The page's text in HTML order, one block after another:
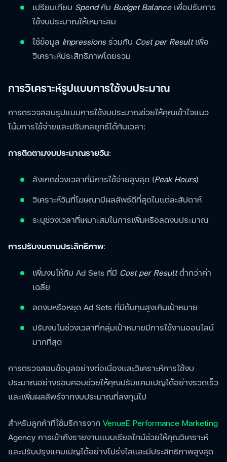
เปรียบเทียบ Spendกับ Budget Balanceเพื่อปรับการ
ใช้งบประมาณให้เหมาะสม
ใช้ข้อมูล Impressionsร่วมกับ Cost per Resultเพื่อ
วิเคราะห์ประสิทธิภาพโดยรวม
การวิเคราะห์รูปแบบการใช้งบประมาณ
การตรวจสอบรูปแบบการใช้งบประมาณช่วยให้คุณเข้าใจแนว
โน้มการใช้จ่ายและปรับกลยุทธ์ได้ทันเวลา:
การติดตามงบประมาณรายวัน:
สังเกตช่วงเวลาที่มีการใช้จ่ายสูงสุด (Peak Hours)
วิเคราะห์วันที่โฆษณามีผลลัพธ์ดีที่สุดในแต่ละสัปดาห์
ระบุช่วงเวลาที่เหมาะสมในการเพิ่มหรือลดงบประมาณ
การปรับงบตามประสิทธิภาพ:
เพิ่มงบให้กับ Ad Sets ที่มี Cost per Resultต่ำกว่าค่า
เฉลี่ย
ลดงบหรือหยุด Ad Sets ที่มีต้นทุนสูงเกินเป้าหมาย
ปรับงบในช่วงเวลาที่กลุ่มเป้าหมายมีการใช้งานออนไลน์
มากที่สุด
การตรวจสอบข้อมูลอย่างต่อเนื่องและวิเคราะห์การใช้งบ
ประมาณอย่างรอบคอบช่วยให้คุณปรับแคมเปญได้อย่างรวดเร็ว
และเพิ่มผลลัพธ์จากงบประมาณที่ลงทุนไป
สำหรับลูกค้าที่ใช้บริการจาก VenueE Performance Marketing
Agency การเข้าถึงรายงานแบบเรียลไทม์ช่วยให้คุณวิเคราะห์
และปรับปรุงแคมเปญได้อย่างโปร่งใสและมีประสิทธิภาพสูงสุด